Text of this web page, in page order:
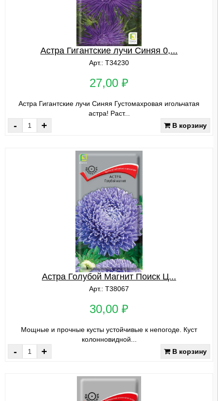
Астра Гигантские лучи Синяя 0,...
Арт.: Т34230
27,00 ₽
Астра Гигантские лучи Синяя Густомахровая игольчатая
астра! Раст...
- + В корзину
Астра Голубой Магнит Поиск Ц...
Арт.: Т38067
30,00 ₽
Мощные и прочные кусты устойчивые к непогоде. Куст
колонновидной...
- + В корзину